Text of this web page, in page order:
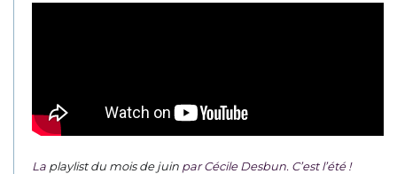
La playlist du mois de juin par Cécile Desbun. C’est l’été !